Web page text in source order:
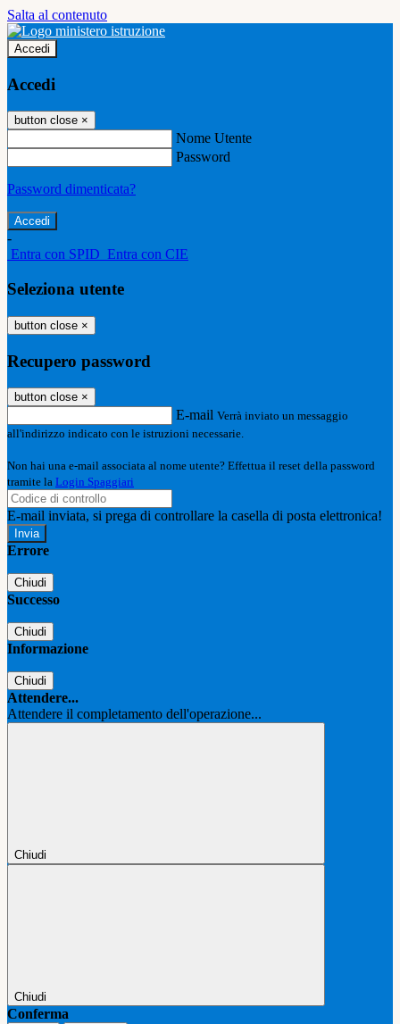
Salta al contenuto
Accedi
Accedi
button close ×
Nome Utente
Password
Password dimenticata?
-
Entra con SPID Entra con CIE
Seleziona utente
button close ×
Recupero password
button close ×
E-mail Verrà inviato un messaggio
all'indirizzo indicato con le istruzioni necessarie.
Non hai una e-mail associata al nome utente? Effettua il reset della password
tramite la Login Spaggiari
E-mail inviata, si prega di controllare la casella di posta elettronica!
Errore
Chiudi
Successo
Chiudi
Informazione
Chiudi
Attendere...
Attendere il completamento dell'operazione...
Chiudi
Chiudi
Conferma